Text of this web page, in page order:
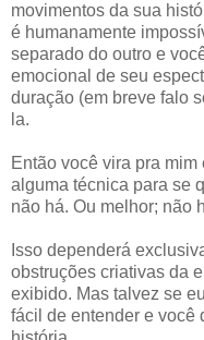
movimentos da sua
é humanamente
separado do outro e
emocional de seu
duração (em breve falo
la.
Então você vira pra
alguma técnica para se
não há. Ou melhor; não
Isso dependerá
obstruções criativas da
exibido. Mas talvez se
fácil de entender e você